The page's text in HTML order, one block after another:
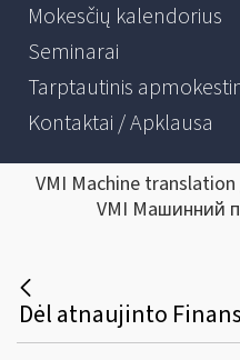
Mokesčių kalendorius
Seminarai
Tarptautinis
Kontaktai / Apklausa
VMI Machine
VMI Машинний